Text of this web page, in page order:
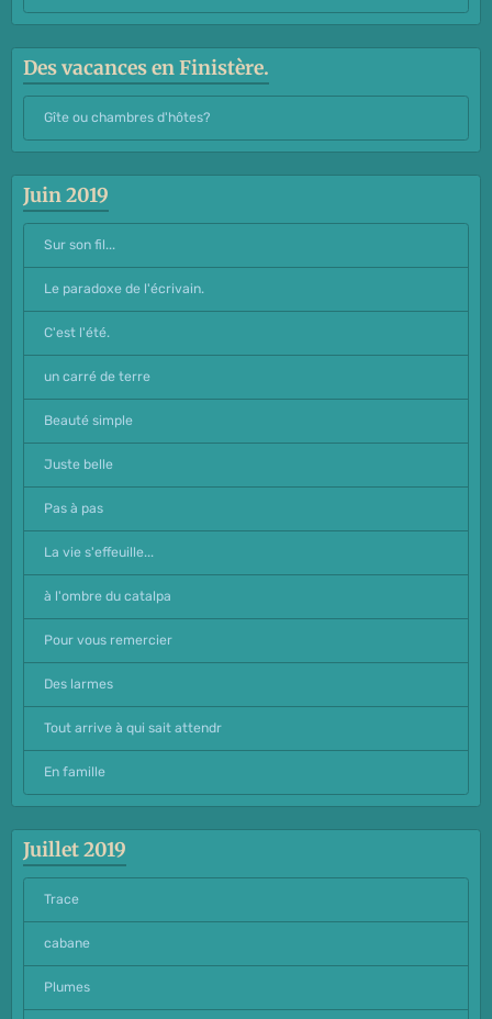
Des vacances en Finistère.
Gîte ou chambres d'hôtes?
Juin 2019
Sur son fil...
Le paradoxe de l'écrivain.
C'est l'été.
un carré de terre
Beauté simple
Juste belle
Pas à pas
La vie s'effeuille...
à l'ombre du catalpa
Pour vous remercier
Des larmes
Tout arrive à qui sait attendr
En famille
Juillet 2019
Trace
cabane
Plumes